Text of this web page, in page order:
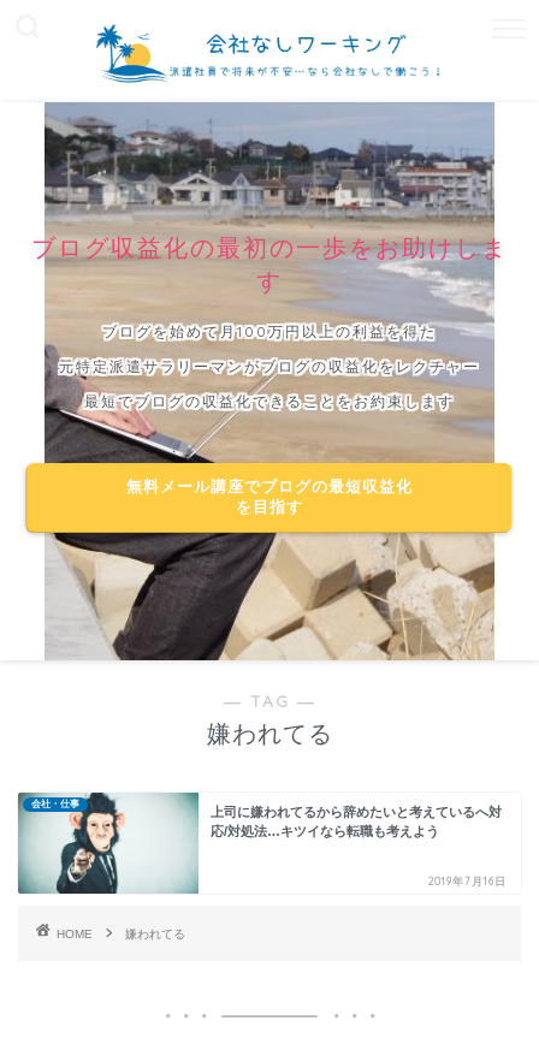
ブログ収益化の最初の一歩をお助けしま
す
ブログを始めて月100万円以上の利益を得た
元特定派遣サラリーマンがブログの収益化をレクチャー
最短でブログの収益化できることをお約束します
無料メール講座でブログの最短収益化
を目指す
― TAG ―
嫌われてる
会社・仕事
上司に嫌われてるから辞めたいと考えているへ対
応/対処法…キツイなら転職も考えよう
2019年7月16日
HOME 嫌われてる